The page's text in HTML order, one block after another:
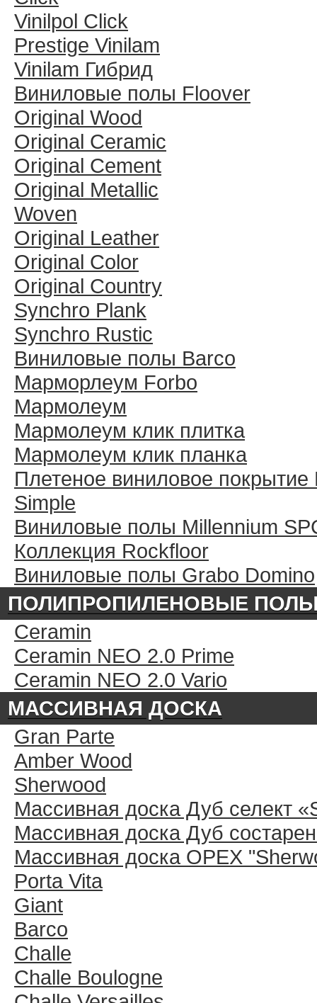
Vinilpol Click
Prestige Vinilam
Vinilam Гибрид
Виниловые полы Floover
Original Wood
Original Ceramic
Original Cement
Original Metallic
Woven
Original Leather
Original Color
Original Country
Synchro Plank
Synchro Rustic
Виниловые полы Barco
Марморлеум Forbo
Мармолеум
Мармолеум клик плитка
Мармолеум клик планка
Плетеное виниловое покрытие
Simple
Виниловые полы Millennium
Коллекция Rockfloor
Виниловые полы Grabo Domino
ПОЛИПРОПИЛЕНОВЫЕ
Ceramin
Ceramin NEO 2.0 Prime
Ceramin NEO 2.0 Vario
МАССИВНАЯ ДОСКА
Gran Parte
Amber Wood
Sherwood
Массивная доска Дуб селект
Массивная доска Дуб
Массивная доска ОРЕХ
Porta Vita
Giant
Barco
Challe
Challe Boulogne